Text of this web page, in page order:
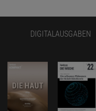
DIGITALAUSGABEN